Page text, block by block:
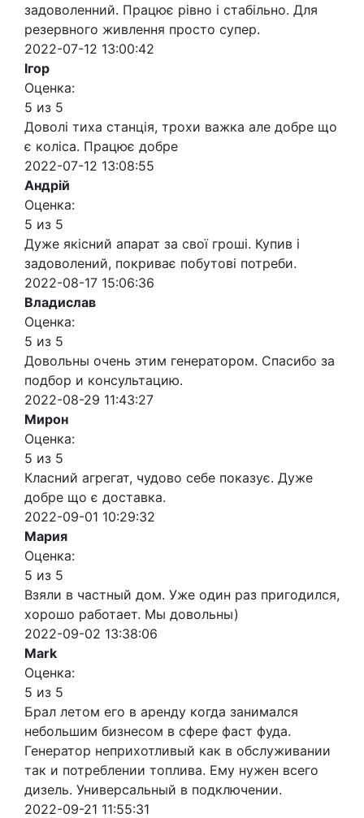
задоволенний. Працює рівно і стабільно. Для
резервного живлення просто супер.
2022-07-12 13:00:42
Ігор
Оценка:
5 из 5
Доволі тиха станція, трохи важка але добре що
є коліса. Працює добре
2022-07-12 13:08:55
Андрій
Оценка:
5 из 5
Дуже якісний апарат за свої гроші. Купив і
задоволений, покриває побутові потреби.
2022-08-17 15:06:36
Владислав
Оценка:
5 из 5
Довольны очень этим генератором. Спасибо за
подбор и консультацию.
2022-08-29 11:43:27
Мирон
Оценка:
5 из 5
Класний агрегат, чудово себе показує. Дуже
добре що є доставка.
2022-09-01 10:29:32
Мария
Оценка:
5 из 5
Взяли в частный дом. Уже один раз пригодился,
хорошо работает. Мы довольны)
2022-09-02 13:38:06
Mark
Оценка:
5 из 5
Брал летом его в аренду когда занимался
небольшим бизнесом в сфере фаст фуда.
Генератор неприхотливый как в обслуживании
так и потреблении топлива. Ему нужен всего
дизель. Универсальный в подключении.
2022-09-21 11:55:31